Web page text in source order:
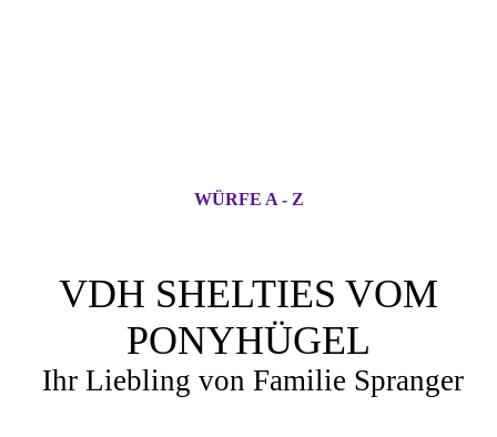
WÜRFE A - Z
VDH SHELTIES VOM
PONYHÜGEL
Ihr Liebling von Familie Spranger